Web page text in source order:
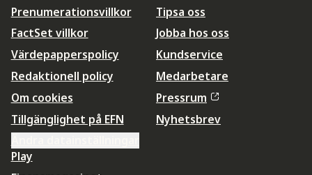
Prenumerationsvillkor
FactSet villkor
Värdepapperspolicy
Redaktionell policy
Om cookies
Tillgänglighet på EFN
Tipsa oss
Jobba hos oss
Kundservice
Medarbetare
Pressrum
Nyhetsbrev
Play